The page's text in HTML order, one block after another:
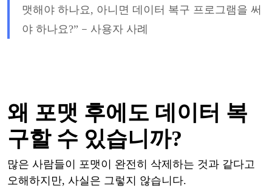
맷해야 하나요, 아니면 데이터 복구 프로그램을 써
야 하나요?” – 사용자 사례
왜 포맷 후에도 데이터 복
구할 수 있습니까?
많은 사람들이 포맷이 완전히 삭제하는 것과 같다고
오해하지만, 사실은 그렇지 않습니다.